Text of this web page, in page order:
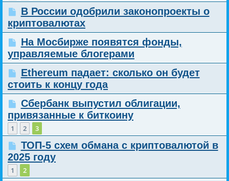
В России одобрили законопроекты о
криптовалютах
На Мосбирже появятся фонды,
управляемые блогерами
Ethereum падает: сколько он будет
стоить к концу года
Сбербанк выпустил облигации,
привязанные к биткоину
1 2 3
ТОП-5 схем обмана с криптовалютой в
2025 году
1 2